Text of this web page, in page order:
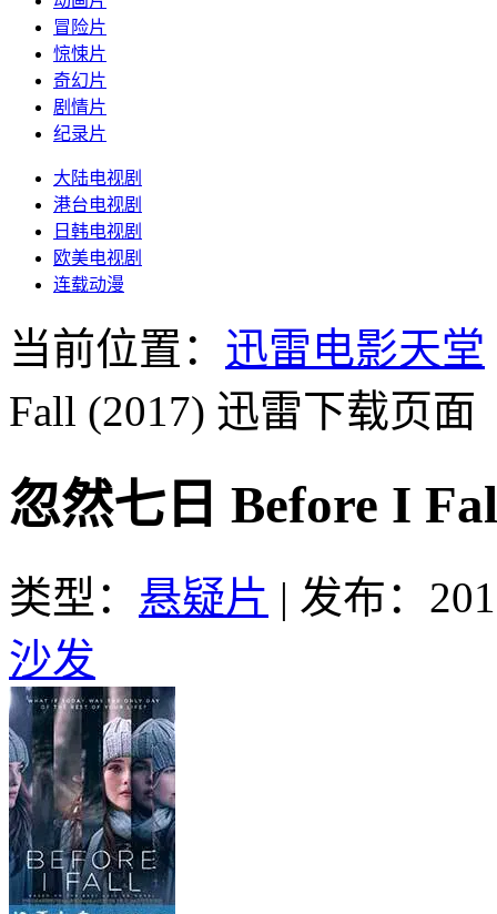
冒险片
惊悚片
奇幻片
剧情片
纪录片
大陆电视剧
港台电视剧
日韩电视剧
欧美电视剧
连载动漫
当前位置： 迅雷电影天堂
Fall (2017) 迅雷下载页面
忽然七日 Before I
类型： 悬疑片 | 发布：
沙发